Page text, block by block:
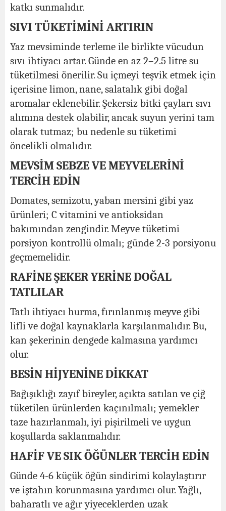
katkı sunmalıdır.
SIVI TÜKETİMİNİ ARTIRIN
Yaz mevsiminde terleme ile birlikte vücudun
sıvı ihtiyacı artar. Günde en az 2–2.5 litre su
tüketilmesi önerilir. Su içmeyi teşvik etmek için
içerisine limon, nane, salatalık gibi doğal
aromalar eklenebilir. Şekersiz bitki çayları sıvı
alımına destek olabilir, ancak suyun yerini tam
olarak tutmaz; bu nedenle su tüketimi
öncelikli olmalıdır.
MEVSİM SEBZE VE MEYVELERİNİ
TERCİH EDİN
Domates, semizotu, yaban mersini gibi yaz
ürünleri; C vitamini ve antioksidan
bakımından zengindir. Meyve tüketimi
porsiyon kontrollü olmalı; günde 2-3 porsiyonu
geçmemelidir.
RAFİNE ŞEKER YERİNE DOĞAL
TATLILAR
Tatlı ihtiyacı hurma, fırınlanmış meyve gibi
lifli ve doğal kaynaklarla karşılanmalıdır. Bu,
kan şekerinin dengede kalmasına yardımcı
olur.
BESİN HİJYENİNE DİKKAT
Bağışıklığı zayıf bireyler, açıkta satılan ve çiğ
tüketilen ürünlerden kaçınılmalı; yemekler
taze hazırlanmalı, iyi pişirilmeli ve uygun
koşullarda saklanmalıdır.
HAFİF VE SIK ÖĞÜNLER TERCİH EDİN
Günde 4-6 küçük öğün sindirimi kolaylaştırır
ve iştahın korunmasına yardımcı olur. Yağlı,
baharatlı ve ağır yiyeceklerden uzak